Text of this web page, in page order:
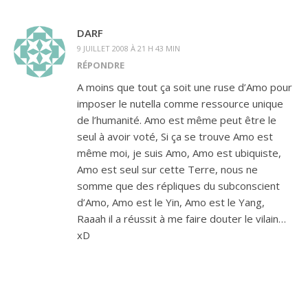
DARF
9 JUILLET 2008 À 21 H 43 MIN
RÉPONDRE
A moins que tout ça soit une ruse d’Amo pour
imposer le nutella comme ressource unique
de l’humanité. Amo est même peut être le
seul à avoir voté, Si ça se trouve Amo est
même moi, je suis Amo, Amo est ubiquiste,
Amo est seul sur cette Terre, nous ne
somme que des répliques du subconscient
d’Amo, Amo est le Yin, Amo est le Yang,
Raaah il a réussit à me faire douter le vilain…
xD